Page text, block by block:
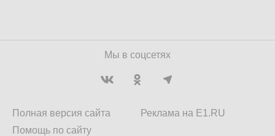
Мы в соцсетях
Полная версия сайта
Помощь по сайту
Реклама на E1.RU